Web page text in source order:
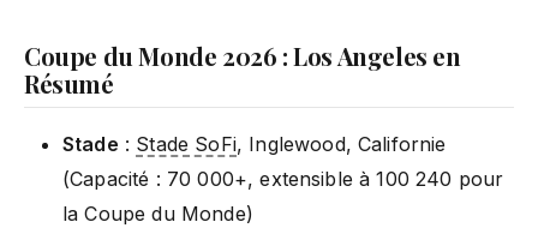
Coupe du Monde 2026 : Los Angeles en
Résumé
Stade : Stade SoFi, Inglewood, Californie
(Capacité : 70 000+, extensible à 100 240 pour
la Coupe du Monde)